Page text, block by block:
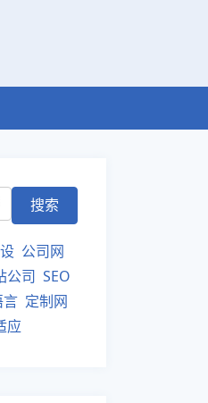
公司网
公司 SEO
言 定制网
应